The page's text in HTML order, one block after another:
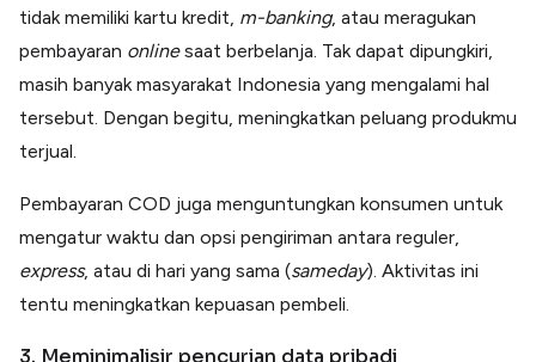
tidak memiliki kartu kredit, m-banking, atau meragukan
pembayaran onlinesaat berbelanja. Tak dapat dipungkiri,
masih banyak masyarakat Indonesia yang mengalami hal
tersebut. Dengan begitu, meningkatkan peluang produkmu
terjual.
Pembayaran COD juga menguntungkan konsumen untuk
mengatur waktu dan opsi pengiriman antara reguler,
express, atau di hari yang sama (sameday). Aktivitas ini
tentu meningkatkan kepuasan pembeli.
3. Meminimalisir pencurian data pribadi